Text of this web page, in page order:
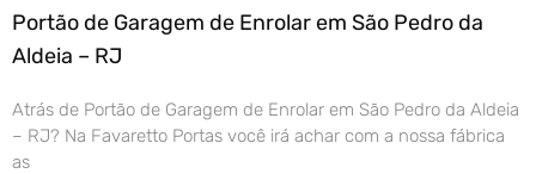
Portão de Garagem de Enrolar em São Pedro da
Aldeia – RJ
Atrás de Portão de Garagem de Enrolar em São Pedro da Aldeia
– RJ? Na Favaretto Portas você irá achar com a nossa fábrica
as